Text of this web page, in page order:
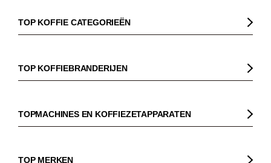
TOP KOFFIE CATEGORIEËN
Koffiebonen
Biologische koffie
TOP KOFFIEBRANDERIJEN
Dinzler
Elbgold
TOPMACHINES EN KOFFIEZETAPPARATEN
Pistonmachines
TOP MERKEN